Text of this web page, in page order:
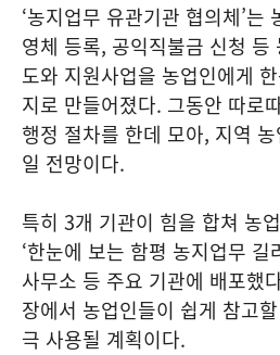
‘농지업무 유관기관 협의체’는
영체 등록, 공익직불금 신청 등
도와 지원사업을 농업인에게
지로 만들어졌다. 그동안 따로
행정 절차를 한데 모아, 지역
일 전망이다.
특히 3개 기관이 힘을 합쳐 농
‘한눈에 보는 함평 농지업무 길
사무소 등 주요 기관에 배포했
장에서 농업인들이 쉽게 참고
극 사용될 계획이다.